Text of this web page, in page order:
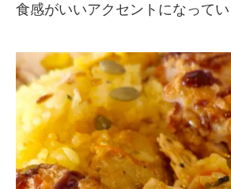
食感がいいアクセントになってい